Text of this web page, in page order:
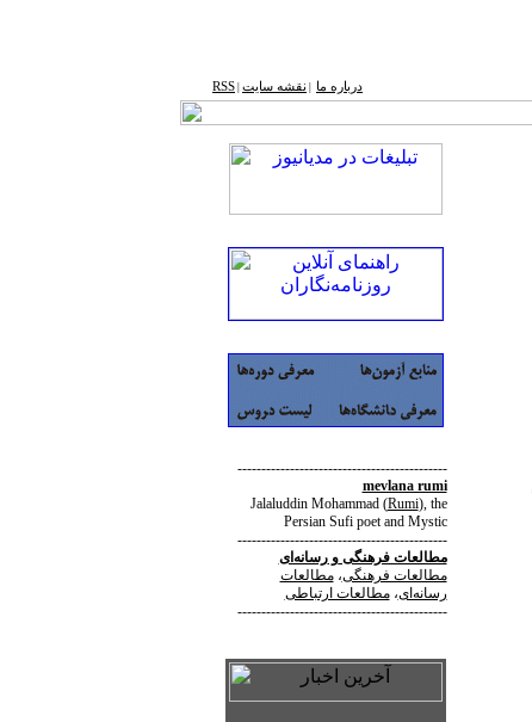
درباره ما نقشه ‌سایت RSS
--------------------------------------------
mevlana rumi
Jalaluddin Mohammad(Rumi), the
Persian Sufi poet and Mystic
--------------------------------------------
مطالعات فرهنگیورسانه‌ای
مطالعات فرهنگی،مطالعات
رسانه‌ای،مطالعات ارتباطی
--------------------------------------------